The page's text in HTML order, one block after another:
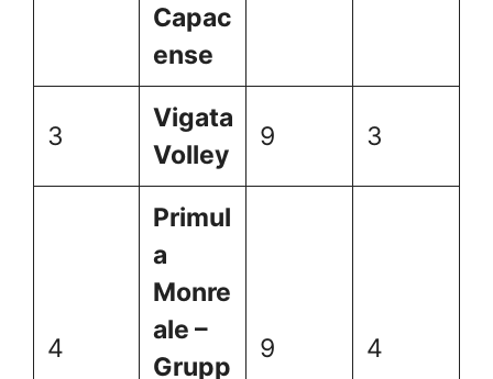
Capac
ense
3
Vigata
Volley
9 3
4
Primul
a
Monre
ale –
Grupp
9 4